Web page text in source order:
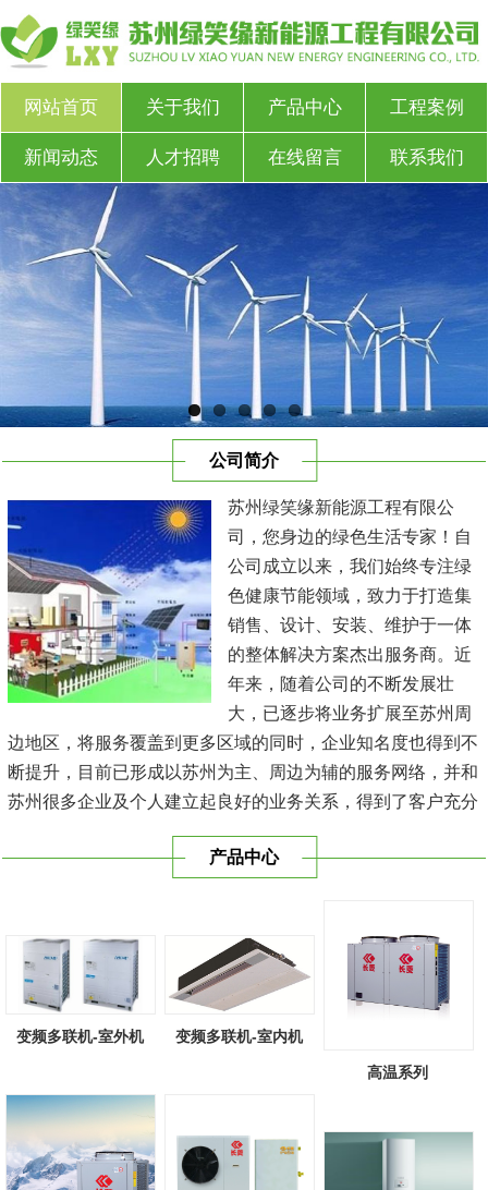
网站首页 关于我们 产品中心 工程案例
新闻动态 人才招聘 在线留言 联系我们
公司简介
苏州绿笑缘新能源工程有限公
司，您身边的绿色生活专家！自
公司成立以来，我们始终专注绿
色健康节能领域，致力于打造集
销售、设计、安装、维护于一体
的整体解决方案杰出服务商。近
年来，随着公司的不断发展壮
大，已逐步将业务扩展至苏州周
边地区，将服务覆盖到更多区域的同时，企业知名度也得到不
断提升，目前已形成以苏州为主、周边为辅的服务网络，并和
苏州很多企业及个人建立起良好的业务关系，得到了客户充分
与时俱进，树立良好的企业形象，以优质的服务、优质的技术
产品中心
变频多联机-室外机 变频多联机-室内机
高温系列